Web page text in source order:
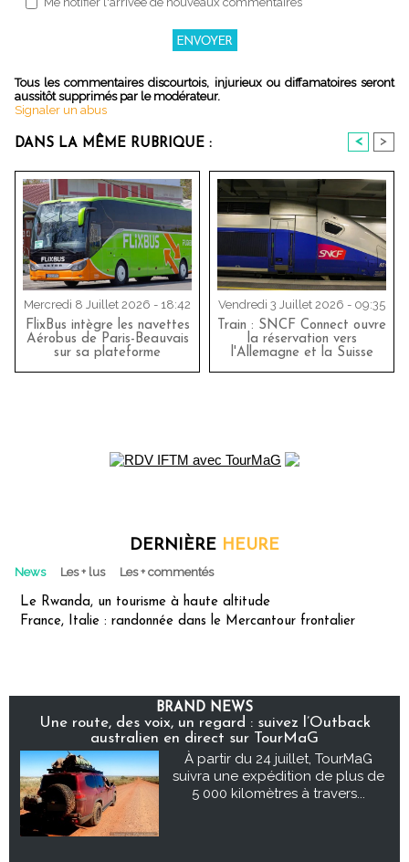
Tous les commentaires discourtois, injurieux ou diffamatoires seront
aussitôt supprimés par le modérateur.
Signaler un abus
DANS LA MÊME RUBRIQUE : < >
Mercredi 8 Juillet 2026 - 18:42
FlixBus intègre les navettes
Aérobus de Paris-Beauvais
sur sa plateforme
Vendredi 3 Juillet 2026 - 09:35
Train : SNCF Connect ouvre
la réservation vers
l'Allemagne et la Suisse
DERNIÈRE HEURE
News Les + lus Les + commentés
Le Rwanda, un tourisme à haute altitude
France, Italie : randonnée dans le Mercantour frontalier
BRAND NEWS
Une route, des voix, un regard : suivez l’Outback
australien en direct sur TourMaG
À partir du 24 juillet, TourMaG
suivra une expédition de plus de
5 000 kilomètres à travers...